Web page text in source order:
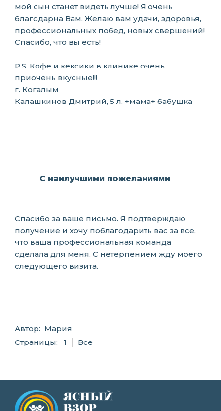
мой сын станет видеть лучше! Я очень
благодарна Вам. Желаю вам удачи, здоровья,
профессиональных побед, новых свершений!
Спасибо, что вы есть!
P.S. Кофе и кексики в клинике очень
приочень вкусные!!!
г. Когалым
Калашкинов Дмитрий, 5 л. +мама+ бабушка
С наилучшими пожеланиями
Спасибо за ваше письмо. Я подтверждаю
получение и хочу поблагодарить вас за все,
что ваша профессиональная команда
сделала для меня. С нетерпением жду моего
следующего визита.
Автор: Мария
Страницы:
1 Все